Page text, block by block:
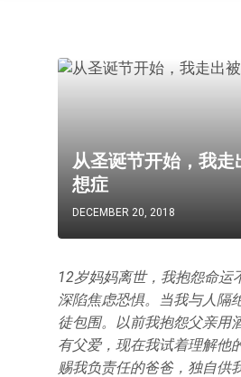
从圣诞节开始，我走
想症
DECEMBER 20, 2018
12岁妈妈离世，我抱怨命运
深陷焦虑恐惧。当我与人隔
徒包围。以前我抱怨父亲用
有父爱，现在我试着理解他
赐我负责任的爸爸，独自供